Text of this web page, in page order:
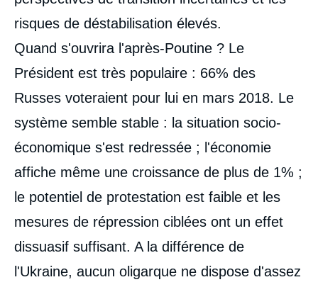
risques de déstabilisation élevés.
Quand s'ouvrira l'après-Poutine ? Le
Président est très populaire : 66% des
Russes voteraient pour lui en mars 2018. Le
système semble stable : la situation socio-
économique s'est redressée ; l'économie
affiche même une croissance de plus de 1% ;
le potentiel de protestation est faible et les
mesures de répression ciblées ont un effet
dissuasif suffisant. A la différence de
l'Ukraine, aucun oligarque ne dispose d'assez